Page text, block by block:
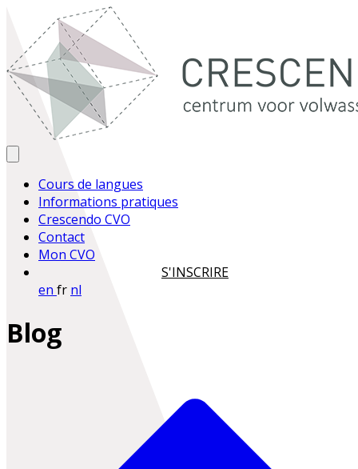
Cours de langues
Informations pratiques
Crescendo CVO
Contact
Mon CVO
S'INSCRIRE
en fr nl
Blog